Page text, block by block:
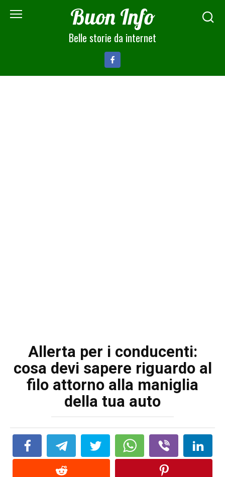
Buon Info
Belle storie da internet
Allerta per i conducenti:
cosa devi sapere riguardo al
filo attorno alla maniglia
della tua auto